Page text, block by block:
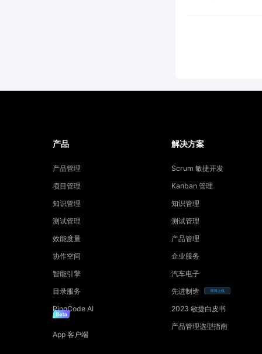
产品
产品管理
项目管理
知识管理
测试管理
效能度量
协作空间
智能引擎
目录服务
PingCode AI
App 客户端
解决方案
Scrum 敏捷开发
Kanban 管理
知识管理
测试管理
产品管理
企业服务
汽车电子
先进制造
即将上线
2023 敏捷白皮书
产品管理选型指南